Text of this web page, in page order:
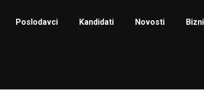
Poslodavci Kandidati Novosti